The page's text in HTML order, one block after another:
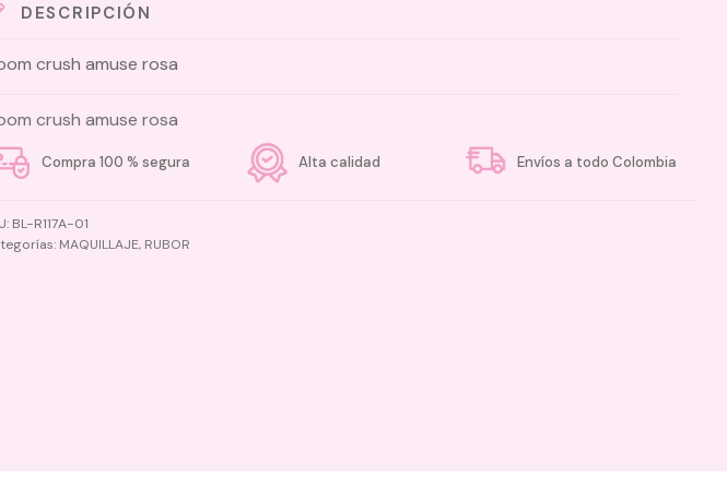
DESCRIPCIÓN
crush amuse rosa
crush amuse rosa
Compra 100 % segura Alta calidad Envíos a todo Colombia
BL-R117A-01
MAQUILLAJE, RUBOR